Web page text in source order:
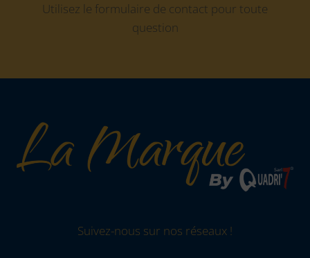
Utilisez le formulaire de contact pour toute
question
Suivez-nous sur nos réseaux !